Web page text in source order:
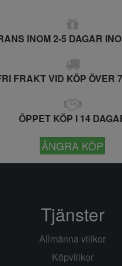
INOM 2-5 DAGAR
FRAKT VID KÖP ÖVER
ÖPPET KÖP I 14
ÅNGRA KÖP
Tjänster
Allmänna villkor
Köpvillkor